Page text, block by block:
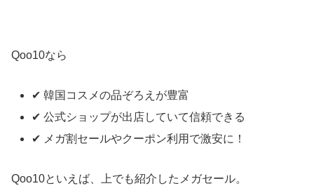
Qoo10なら
✔ 韓国コスメの品ぞろえが豊富
✔ 公式ショップが出店していて信頼できる
✔ メガ割セールやクーポン利用で激安に！
Qoo10といえば、上でも紹介したメガセール。